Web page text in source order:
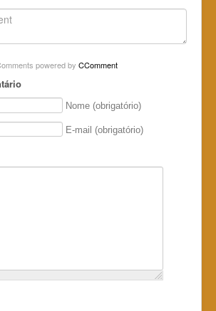
powered by CComment
Nome (obrigatório)
E-mail (obrigatório)